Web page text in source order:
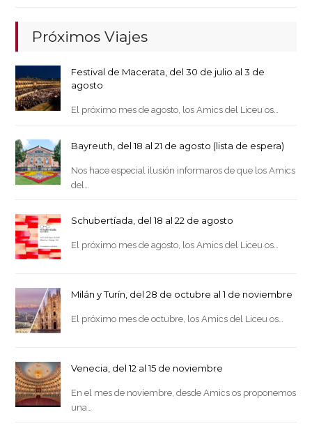
Próximos Viajes
Festival de Macerata, del 30 de julio al 3 de
agosto
El próximo mes de agosto, los Amics del Liceu os…
Bayreuth, del 18 al 21 de agosto (lista de espera)
Nos hace especial ilusión informaros de que los Amics
del…
Schubertíada, del 18 al 22 de agosto
El próximo mes de agosto, los Amics del Liceu os…
Milán y Turín, del 28 de octubre al 1 de noviembre
El próximo mes de octubre, los Amics del Liceu os…
Venecia, del 12 al 15 de noviembre
En el mes de noviembre, desde Amics os proponemos
una…